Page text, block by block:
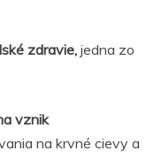
zdravie, jedna zo
vznik
na krvné cievy a